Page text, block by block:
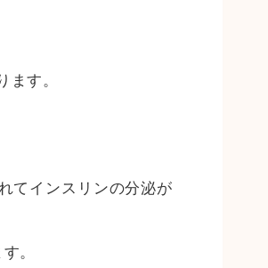
す。
てインスリンの分泌が
。